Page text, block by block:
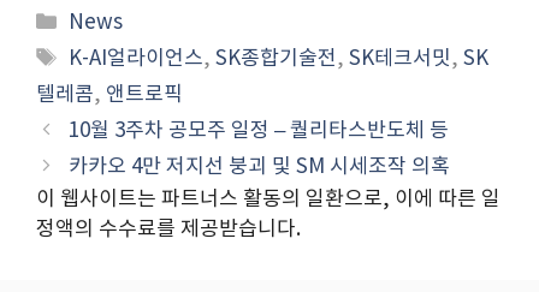
Categories
News
Tags
K-AI얼라이언스,SK종합기술전,SK테크서밋,SK
텔레콤, 앤트로픽
10월 3주차 공모주 일정 – 퀄리타스반도체 등
카카오 4만 저지선 붕괴 및 SM 시세조작 의혹
이 웹사이트는 파트너스 활동의 일환으로, 이에 따른 일
정액의 수수료를 제공받습니다.